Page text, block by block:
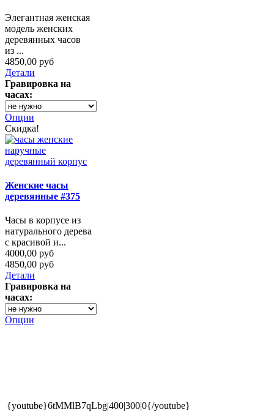
Элегантная женская
модель женских
деревянных часов
из ...
4850,00 руб
Детали
Гравировка на
часах:
Опции
Скидка!
Женские часы
деревянные #375
Часы в корпусе из
натурального дерева
с красивой и...
4000,00 руб
4850,00 руб
Детали
Гравировка на
часах:
Опции
{youtube}6tMMlB7qLbg|400|300|0{/youtube}